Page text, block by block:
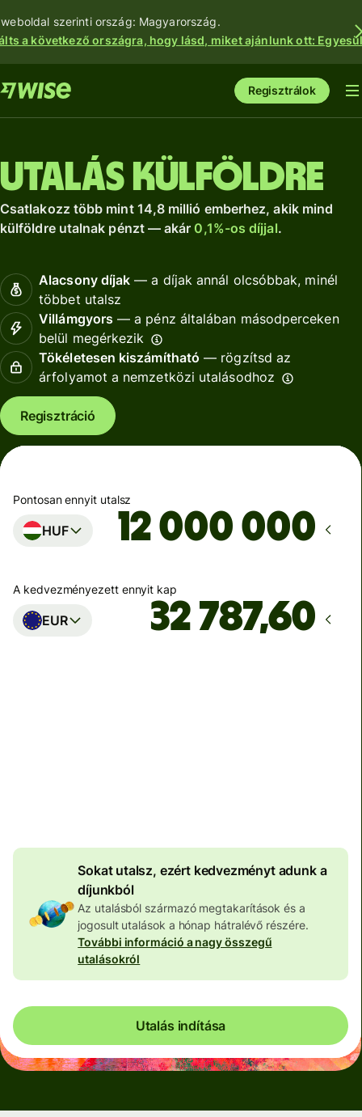
szerinti ország: Magyarország.
a következő országra, hogy lásd, miket ajánlunk ott:
Regisztrálok
Utalás külföldre
Csatlakozz több mint 14,8 millió emberhez, akik mind
külföldre utalnak pénzt — akár 0,1%-os díjjal.
Alacsony díjak — a díjak annál olcsóbbak, minél
többet utalsz
Villámgyors — a pénz általában másodperceken
belül megérkezik
Tökéletesen kiszámítható — rögzítsd az
árfolyamot a nemzetközi utalásodhoz
Regisztráció
Pontosan ennyit utalsz
HUF
A kedvezményezett ennyit kap
EUR
Sokat utalsz, ezért kedvezményt adunk a
díjunkból
Az utalásból származó megtakarítások és a
jogosult utalások a hónap hátralévő részére.
További információ a nagy összegű
utalásokról
Utalás indítása